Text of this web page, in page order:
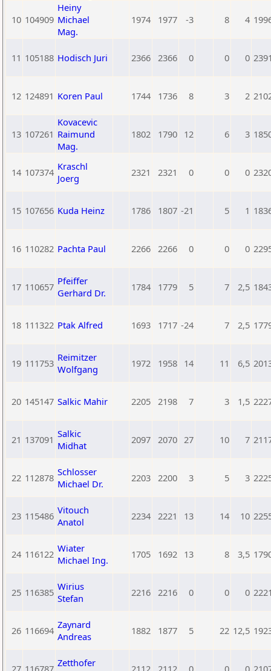
10 104909
Heiny
Michael
Mag.
1974 1977 -3 8 4
11 105188 Hodisch Juri 2366 2366 0 0 0
12 124891 Koren Paul 1744 1736 8 3 2
13 107261
Kovacevic
Raimund
Mag.
1802 1790 12 6 3
14 107374 Kraschl
Joerg
2321 2321 0 0 0
15 107656 Kuda Heinz 1786 1807 -21 5 1
16 110282 Pachta Paul 2266 2266 0 0 0
17 110657 Pfeiffer
Gerhard Dr.
1784 1779 5 7 2,5
18 111322 Ptak Alfred 1693 1717 -24 7 2,5
19 111753 Reimitzer
Wolfgang
1972 1958 14 11 6,5
20 145147 Salkic Mahir 2205 2198 7 3 1,5
21 137091 Salkic
Midhat
2097 2070 27 10 7
22 112878 Schlosser
Michael Dr.
2203 2200 3 5 3
23 115486 Vitouch
Anatol
2234 2221 13 14 10
24 116122 Wiater
Michael Ing.
1705 1692 13 8 3,5
25 116385 Wirius
Stefan
2216 2216 0 0 0
26 116694 Zaynard
Andreas
1882 1877 5 22 12,5
27 116787 Zetthofer
2112 2112 0 0 0